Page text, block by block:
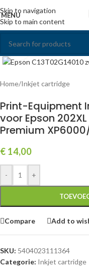
Skip to navigation
Skip to main content
MENU
Click to enlarge
Home/Inkjet cartridge
Print-Equipment
voor Epson
Premium
€ 14,00
- +
Compare Add to
SKU: 5404023111364
Categorie: Inkjet cartridge